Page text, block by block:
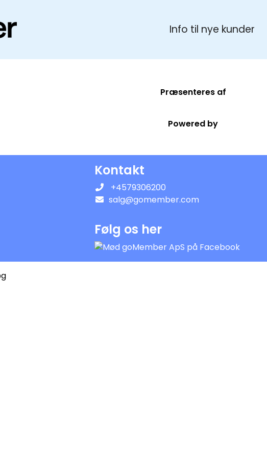
Info til nye kunder
Præsenteres af
Powered by
Kontakt
+4579306200
salg@gomember.com
Følg os her